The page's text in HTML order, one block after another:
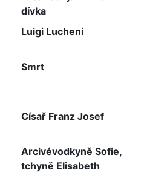
dívka
Luigi Lucheni
Smrt
Císař Franz Josef
Arcivévodkyně Sofie,
tchyně Elisabeth